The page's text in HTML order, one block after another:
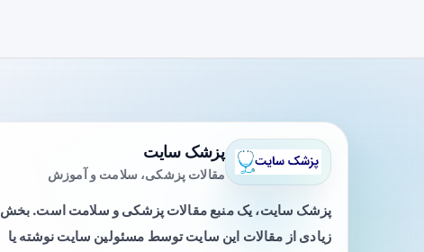
پزشک سایت
مقالات پزشکی، سلامت و آموزش
پزشک سایت، یک منبع مقالات پزشکی و سلامت است. بخش
زیادی از مقالات این سایت توسط مسئولین سایت نوشته یا